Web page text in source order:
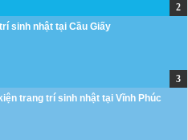
sinh nhật tại Cầu Giấy
trang trí sinh nhật tại Vĩnh Phúc